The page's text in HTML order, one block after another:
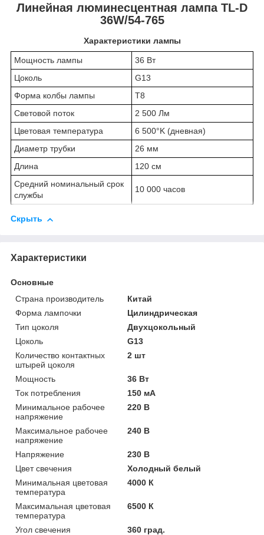
Линейная люминесцентная лампа TL-D
36W/54-765
Характеристики лампы
Мощность лампы
36 Вт
Цоколь
​G13
Форма колбы лампы
​T8
Световой поток
2 500 Лм
Цветовая температура
6 500°K (дневная)
Диаметр трубки
26 мм
Длина
​120 см
Средний номинальный срок
службы
10 000 часов
Скрыть
Характеристики
Основные
Страна производитель
Китай
Форма лампочки
Цилиндрическая
Тип цоколя
Двухцокольный
Цоколь
G13
Количество контактных
штырей цоколя
2 шт
Мощность
36 Вт
Ток потребления
150 мА
Минимальное рабочее
напряжение
220 В
Максимальное рабочее
напряжение
240 В
Напряжение
230 В
Цвет свечения
Холодный белый
Минимальная цветовая
температура
4000 К
Максимальная цветовая
температура
6500 К
Угол свечения
360 град.